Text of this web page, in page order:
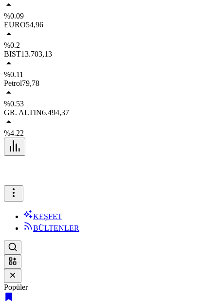
%0.09
EURO54,96
%0.2
BIST13.703,13
%0.11
Petrol79,78
%0.53
GR. ALTIN6.494,37
%4.22
KEŞFET
BÜLTENLER
Popüler